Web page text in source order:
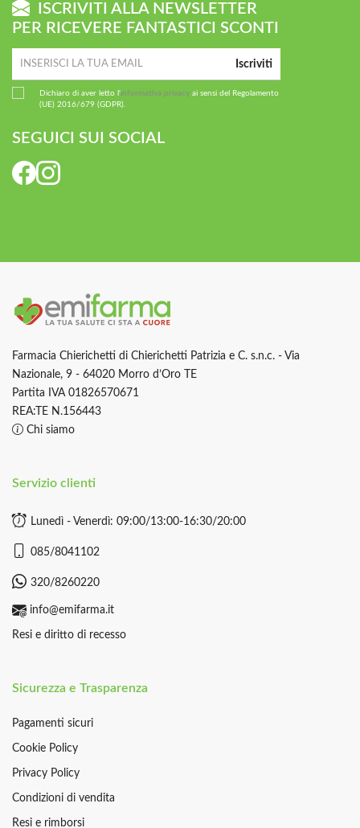
ISCRIVITI ALLA NEWSLETTER
PER RICEVERE FANTASTICI SCONTI
Iscriviti
Dichiaro di aver letto l'informativa privacy ai sensi del Regolamento
(UE) 2016/679 (GDPR).
SEGUICI SUI SOCIAL
Farmacia Chierichetti di Chierichetti Patrizia e C. s.n.c. - Via
Nazionale, 9 - 64020 Morro d’Oro TE
Partita IVA 01826570671
REA:TE N.156443
Chi siamo
Servizio clienti
Lunedì - Venerdì: 09:00/13:00-16:30/20:00
085/8041102
320/8260220
info@emifarma.it
Resi e diritto di recesso
Sicurezza e Trasparenza
Pagamenti sicuri
Cookie Policy
Privacy Policy
Condizioni di vendita
Resi e rimborsi